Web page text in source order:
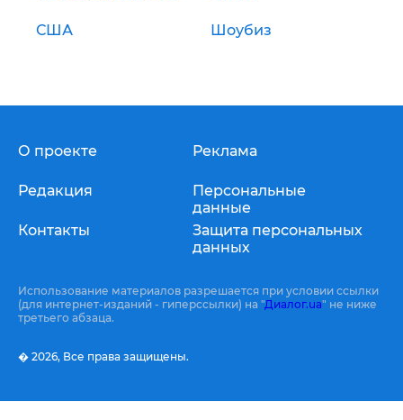
США Шоубиз
О проекте
Редакция
Контакты
Реклама
Персональные
данные
Защита персональных
данных
Использование материалов разрешается при условии ссылки
(для интернет-изданий - гиперссылки) на "Диалог.ua" не ниже
третьего абзаца.
� 2026, Все права защищены.